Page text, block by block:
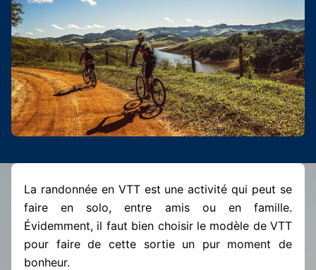
La randonnée en VTT est une activité qui peut se
faire en solo, entre amis ou en famille.
Évidemment, il faut bien choisir le modèle de VTT
pour faire de cette sortie un pur moment de
bonheur.